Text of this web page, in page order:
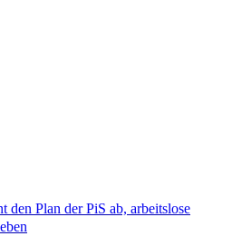
den Plan der PiS ab, arbeitslose